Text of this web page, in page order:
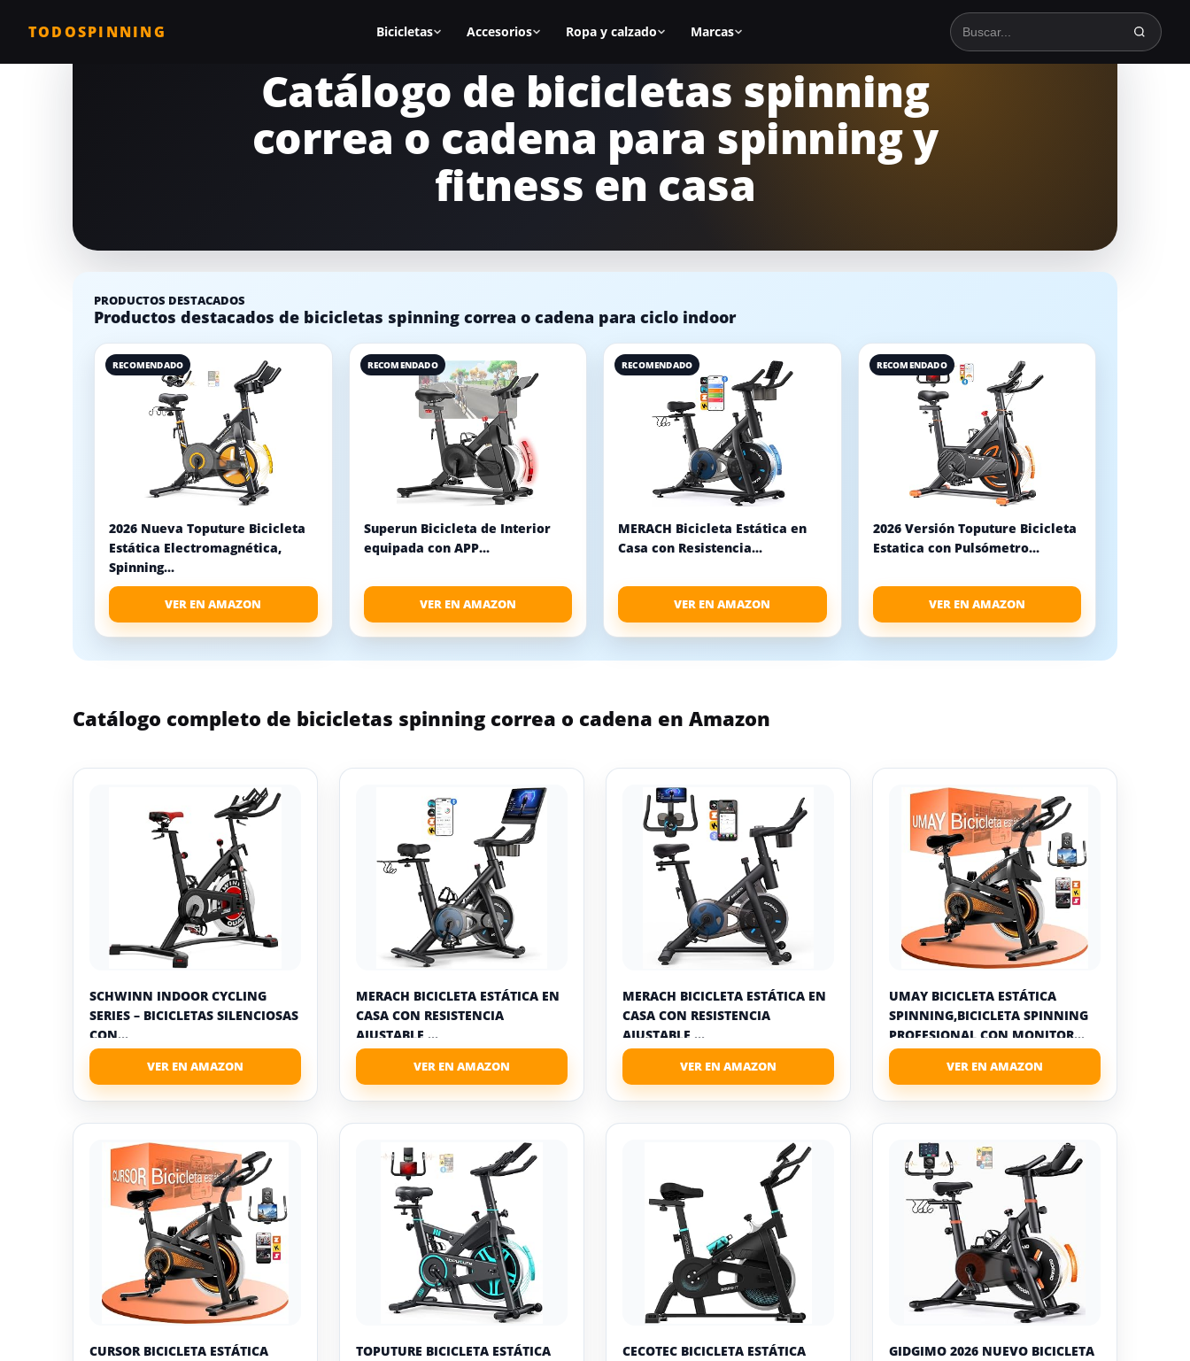
TODOSPINNING Buscar en TodoSpinning
Bicicletas
Todas las bicicletas
Accesorios
Todos los accesorios
Ropa y calzado
Zapatillas spinning
Zapatillas mujer
Mejores zapatillas
Marcas
BH Fitness
Fitfiu
Salter
Catálogo de bicicletas spinning
correa o cadena para spinning y
fitness en casa
PRODUCTOS DESTACADOS
Productos destacados de bicicletas spinning correa o cadena para ciclo indoor
RECOMENDADO
2026 Nueva Toputure Bicicleta
Estática Electromagnética,
Spinning...
VER EN AMAZON
RECOMENDADO
Superun Bicicleta de Interior
equipada con APP...
VER EN AMAZON
RECOMENDADO
MERACH Bicicleta Estática en
Casa con Resistencia...
VER EN AMAZON
RECOMENDADO
2026 Versión Toputure Bicicleta
Estatica con Pulsómetro...
VER EN AMAZON
Catálogo completo de bicicletas spinning correa o cadena en Amazon
SCHWINN INDOOR CYCLING
SERIES – BICICLETAS SILENCIOSAS
CON...
MERACH BICICLETA ESTÁTICA EN
CASA CON RESISTENCIA
AJUSTABLE,...
MERACH BICICLETA ESTÁTICA EN
CASA CON RESISTENCIA
AJUSTABLE,...
UMAY BICICLETA ESTÁTICA
SPINNING,BICICLETA SPINNING
PROFESIONAL CON MONITOR...
CURSOR BICICLETA ESTÁTICA
TOPUTURE BICICLETA ESTÁTICA
CECOTEC BICICLETA ESTÁTICA
GIDGIMO 2026 NUEVO BICICLETA